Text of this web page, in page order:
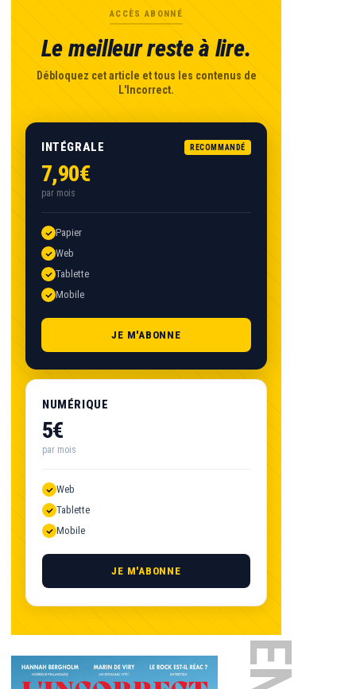
ACCÈS ABONNÉ
Le meilleur reste à lire.
Débloquez cet article et tous les contenus de
L'Incorrect.
INTÉGRALE RECOMMANDÉ
7,90€
par mois
Papier
Web
Tablette
Mobile
JE M'ABONNE
NUMÉRIQUE
5€
par mois
Web
Tablette
Mobile
JE M'ABONNE